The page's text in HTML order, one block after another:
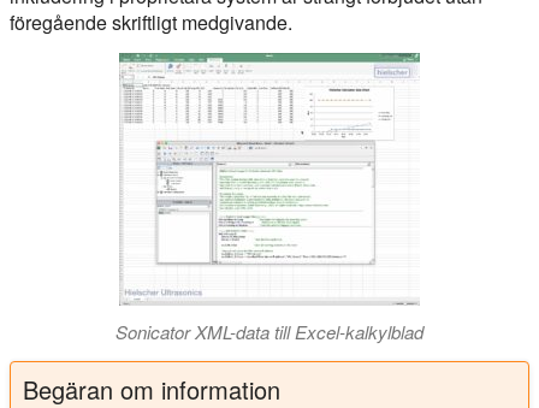
föregående skriftligt medgivande.
Sonicator XML-data till Excel-kalkylblad
Begäran om information